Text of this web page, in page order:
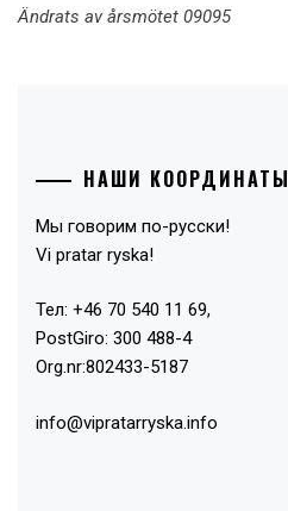
Ändrats av årsmötet 09095
НАШИ КООРДИНАТЫ
Мы говорим по-русски!
Vi pratar ryska!
Тел: +46 70 540 11 69,
PostGiro: 300 488-4
Org.nr:802433-5187
info@vipratarryska.info